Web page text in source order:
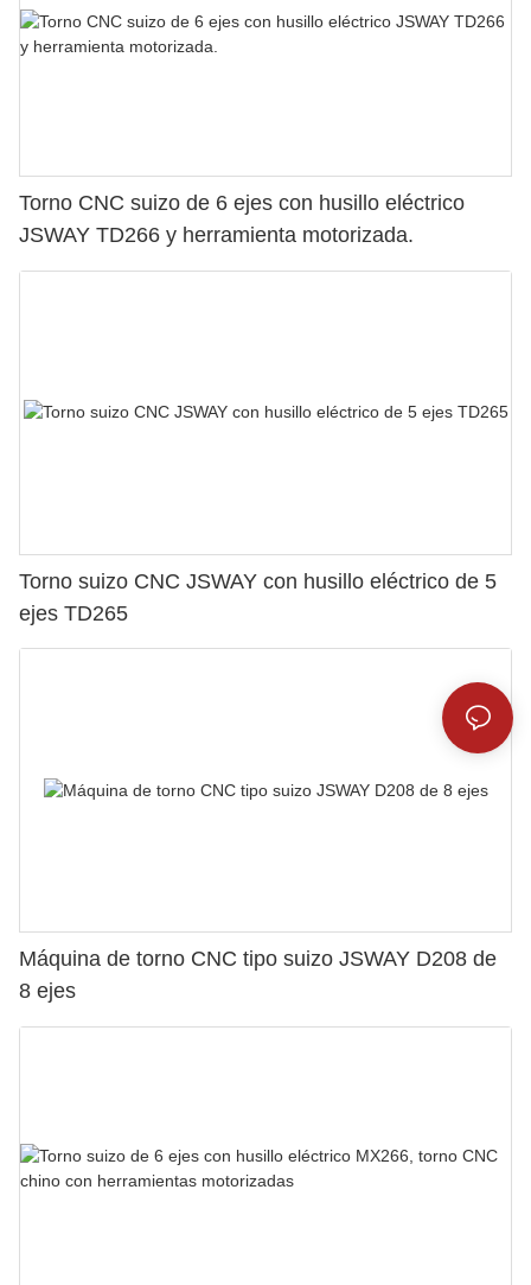
Torno CNC suizo de 6 ejes con husillo eléctrico
JSWAY TD266 y herramienta motorizada.
Torno suizo CNC JSWAY con husillo eléctrico de 5
ejes TD265
Máquina de torno CNC tipo suizo JSWAY D208 de
8 ejes